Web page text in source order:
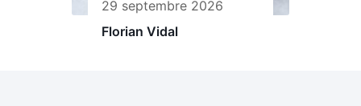
29 septembre 2026
Florian Vidal